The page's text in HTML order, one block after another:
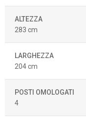
ALTEZZA
283 cm
LARGHEZZA
204 cm
POSTI OMOLOGATI
4